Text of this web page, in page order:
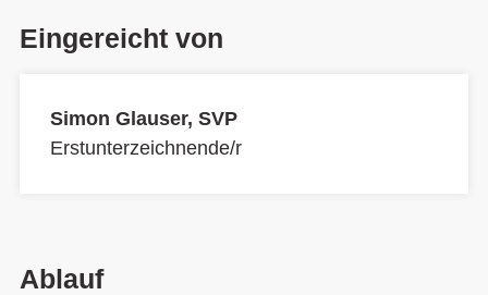
Eingereicht von
Simon Glauser, SVP
Erstunterzeichnende/r
Ablauf